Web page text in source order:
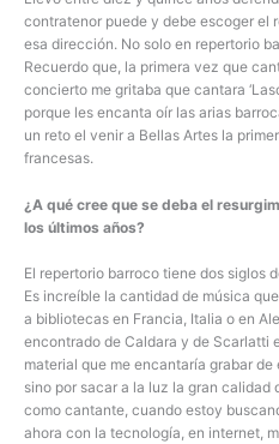
contratenor puede y debe escoger el
esa dirección. No solo en repertorio
Recuerdo que, la primera vez que
concierto me gritaba que cantara
porque les encanta oír las arias
un reto el venir a Bellas Artes la
francesas.
¿A qué cree que se deba el
los últimos años?
El repertorio barroco tiene dos siglos
Es increíble la cantidad de música
a bibliotecas en Francia, Italia o en
encontrado de Caldara y de Scarlatti
material que me encantaría grabar
sino por sacar a la luz la gran calidad
como cantante, cuando estoy
ahora con la tecnología, en internet,